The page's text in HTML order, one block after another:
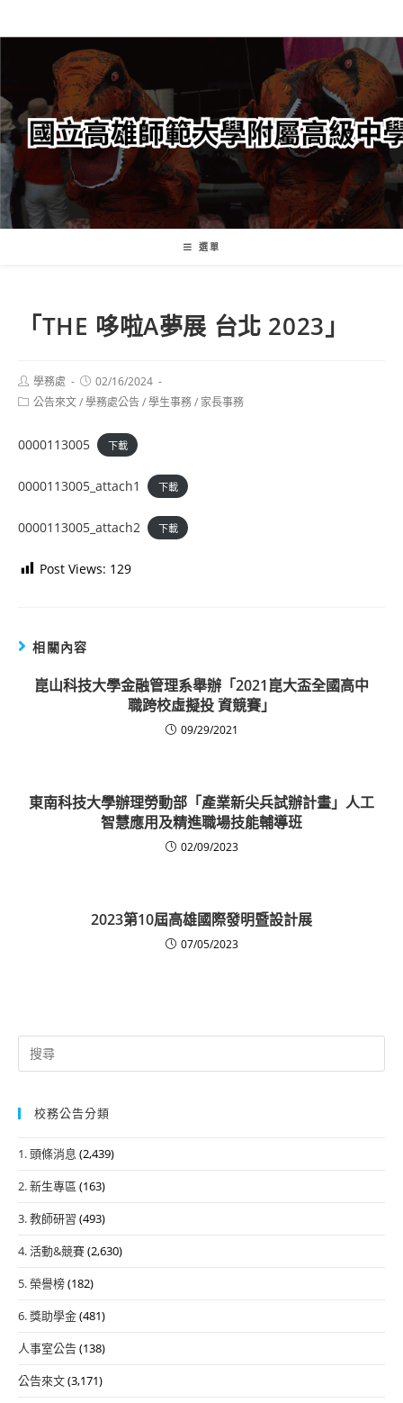
轉
要
內
容
選單
「THE 哆啦A夢展 台北 2023」
Post
author:
學務處
Post
published:
02/16/2024
Post公告來文/學務處公告/學生事務/ 家長事務
0000113005 下載
0000113005_attach1 下載
0000113005_attach2 下載
Post Views: 129
相關內容
崑山科技大學金融管理系舉辦「2021崑大盃全國高中
職跨校虛擬投 資競賽」
09/29/2021
東南科技大學辦理勞動部「產業新尖兵試辦計畫」人工
智慧應用及精進職場技能輔導班
02/09/2023
2023第10屆高雄國際發明暨設計展
07/05/2023
Search
for:
校務公告分類
1. 頭條消息 (2,439)
2. 新生專區 (163)
3. 教師研習 (493)
4. 活動&競賽(2,630)
5. 榮譽榜(182)
6. 獎助學金(481)
人事室公告(138)
公告來文(3,171)